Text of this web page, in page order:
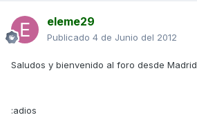
eleme29
Publicado 4 de Junio del 2012
Saludos y bienvenido al foro desde Madrid
:adios